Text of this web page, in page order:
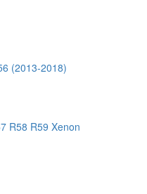
(2013-2018)
R58 R59 Xenon